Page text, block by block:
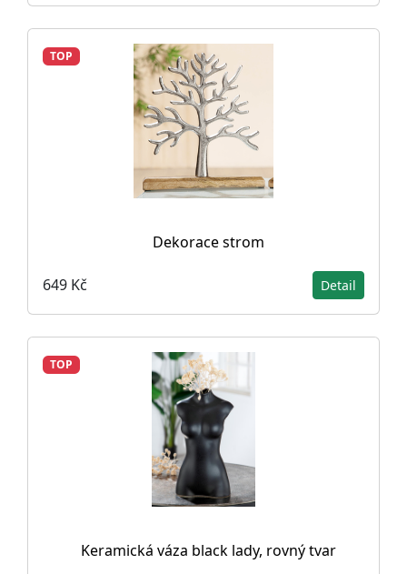
TOP
Dekorace strom
649 Kč Detail
TOP
Keramická váza black lady, rovný tvar